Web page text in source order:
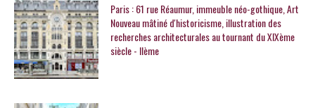
Paris : 61 rue Réaumur, immeuble néo-gothique, Art
Nouveau mâtiné d'historicisme, illustration des
recherches architecturales au tournant du XIXème
siècle - IIème